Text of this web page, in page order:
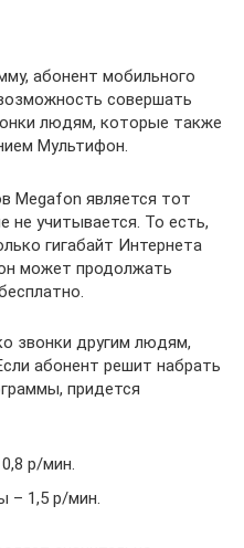
абонент мобильного
совершать
людям, которые также
Мультифон.
Megafon является тот
не учитывается. То есть,
гигабайт Интернета
может продолжать
звонки другим людям,
абонент решит набрать
придется
р/мин.
– 1,5 р/мин.